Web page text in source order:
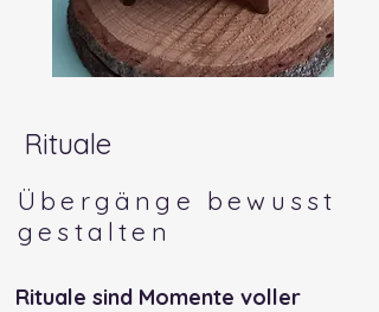
Rituale
Übergänge bewusst
gestalten
Rituale sind Momente voller